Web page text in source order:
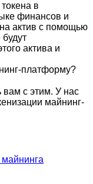
в
финансов и
актив с помощью
актива и
платформу?
с этим. У нас
майнинг-